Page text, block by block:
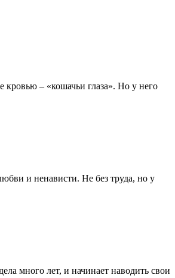
кровью – «кошачьи глаза». Но у него
и ненависти. Не без труда, но у
много лет, и начинает наводить свои